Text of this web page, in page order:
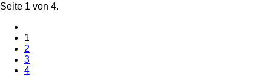
Seite 1 von 4.
1
2
3
4